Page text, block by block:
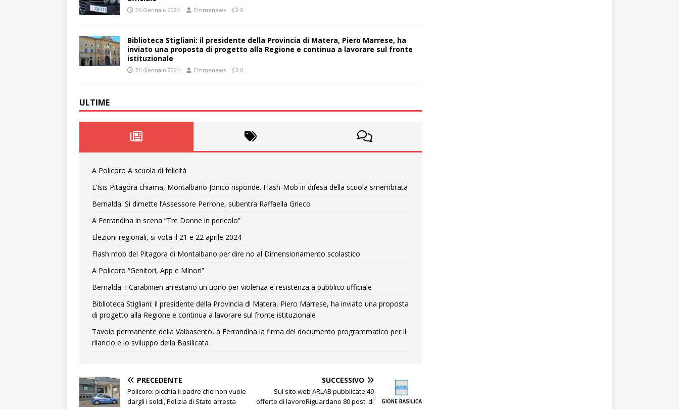
26 Gennaio 2024 Emmenews 0
Biblioteca Stigliani: il presidente della Provincia di Matera, Piero Marrese, ha
inviato una proposta di progetto alla Regione e continua a lavorare sul fronte
istituzionale
26 Gennaio 2024 Emmenews 0
ULTIME
A Policoro A scuola di felicità
L’Isis Pitagora chiama, Montalbano Jonico risponde. Flash-Mob in difesa della scuola smembrata
Bernalda: Si dimette l’Assessore Perrone, subentra Raffaella Grieco
A Ferrandina in scena “Tre Donne in pericolo”
Elezioni regionali, si vota il 21 e 22 aprile 2024
Flash mob del Pitagora di Montalbano per dire no al Dimensionamento scolastico
A Policoro “Genitori, App e Minori”
Bernalda: I Carabinieri arrestano un uono per violenza e resistenza a pubblico ufficiale
Biblioteca Stigliani: il presidente della Provincia di Matera, Piero Marrese, ha inviato una proposta
di progetto alla Regione e continua a lavorare sul fronte istituzionale
Tavolo permanente della Valbasento, a Ferrandina la firma del documento programmatico per il
rilancio e lo sviluppo della Basilicata
PRECEDENTE
Policoro: picchia il padre che non vuole
dargli i soldi, Polizia di Stato arresta
SUCCESSIVO
Sul sito web ARLAB pubblicate 49
offerte di lavoroRiguardano 80 posti di